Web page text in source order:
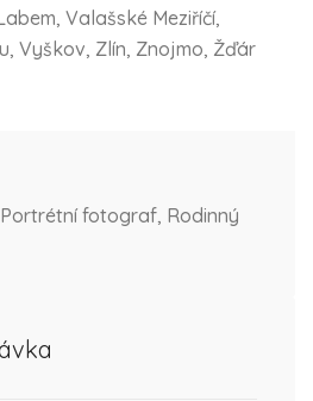
Valašské Meziříčí,
Vyškov, Zlín, Znojmo, Žďár
fotograf, Rodinný